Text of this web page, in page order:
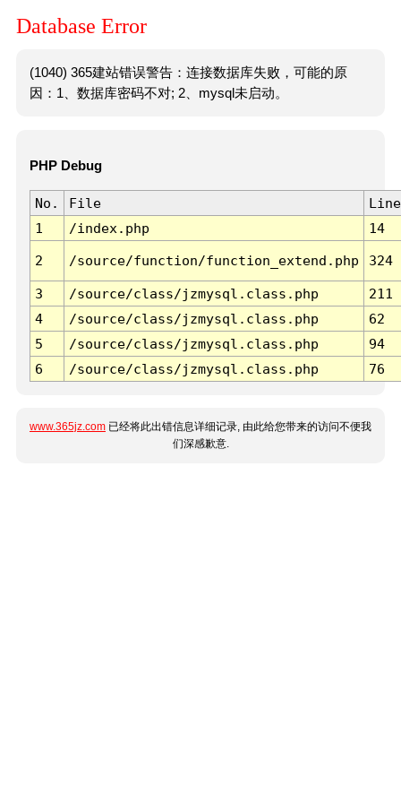
Database Error
(1040) 365建站错误警告：连接数据库失败，可能的原
因：1、数据库密码不对; 2、mysql未启动。
PHP Debug
No. File
Line
1
/index.php 14
2 /source/function/function_extend.php 324
3 /source/class/jzmysql.class.php
211
4
/source/class/jzmysql.class.php
62
5
/source/class/jzmysql.class.php
94
6
/source/class/jzmysql.class.php 76
www.365jz.com 已经将此出错信息详细记录, 由此给您带来的访问不便我
们深感歉意.